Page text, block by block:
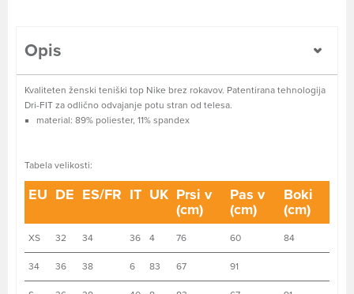
Opis
Kvaliteten ženski teniški top Nike brez rokavov. Patentirana tehnologija
Dri-FIT za odlično odvajanje potu stran od telesa.
material: 89% poliester, 11% spandex
Tabela velikosti:
EU DE ES/FR IT UK Prsi v
(cm)
Pas v
(cm)
Boki
(cm)
XS 32 34 36 4 76 60 84
34 36 38 6 83 67 91